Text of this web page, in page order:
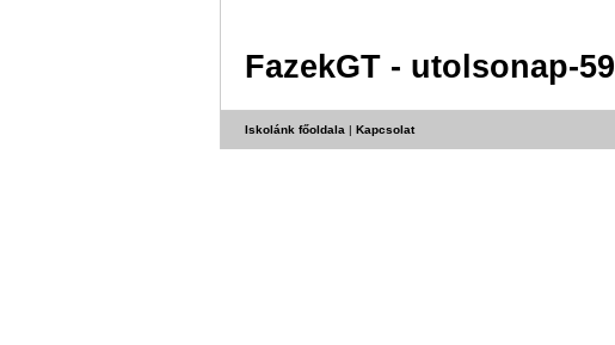
FazekGT - utolsonap-59
Iskolánk főoldala | Kapcsolat